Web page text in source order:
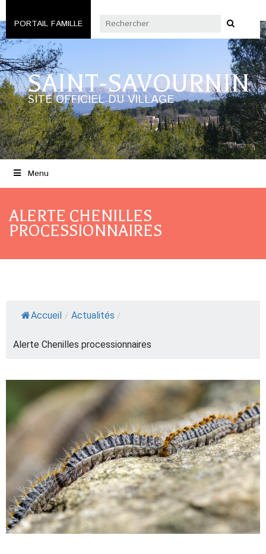
PORTAIL FAMILLE
SAINT-SAVOURNIN
SITE OFFICIEL DU VILLAGE
Menu
ALERTE CHENILLES
PROCESSIONNAIRES
Accueil / Actualités /
Alerte Chenilles processionnaires